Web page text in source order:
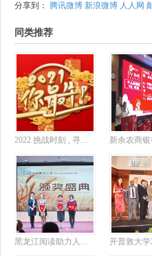
分享到： 腾讯微博 新浪微博 人人网
同类推荐
2022 挑战时刻 , 寻找擒虎猛将
黑龙江阅读助力人生农民朗诵演讲比赛